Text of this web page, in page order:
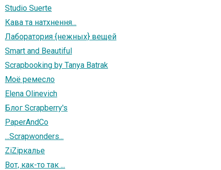
Studio Suerte
Кава та натхнення...
Лаборатория {нежных} вещей
Smart and Beautiful
Scrapbooking by Tanya Batrak
Моё ремесло
Elena Olinevich
Блог Scrapberry's
PaperAndCo
...Scrapwonders...
ZiZiркалье
Вот, как-то так ...